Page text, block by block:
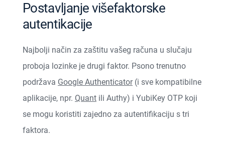
Postavljanje višefaktorske
autentikacije
Najbolji način za zaštitu vašeg računa u slučaju
proboja lozinke je drugi faktor. Psono trenutno
podržava Google Authenticator(i sve kompatibilne
aplikacije, npr. Quant ili Authy) i YubiKey OTP koji
se mogu koristiti zajedno za autentifikaciju s tri
faktora.